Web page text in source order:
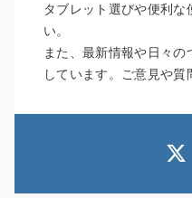
タブレット選びや便利な
い。
また、最新情報や日々
しています。ご意見や質